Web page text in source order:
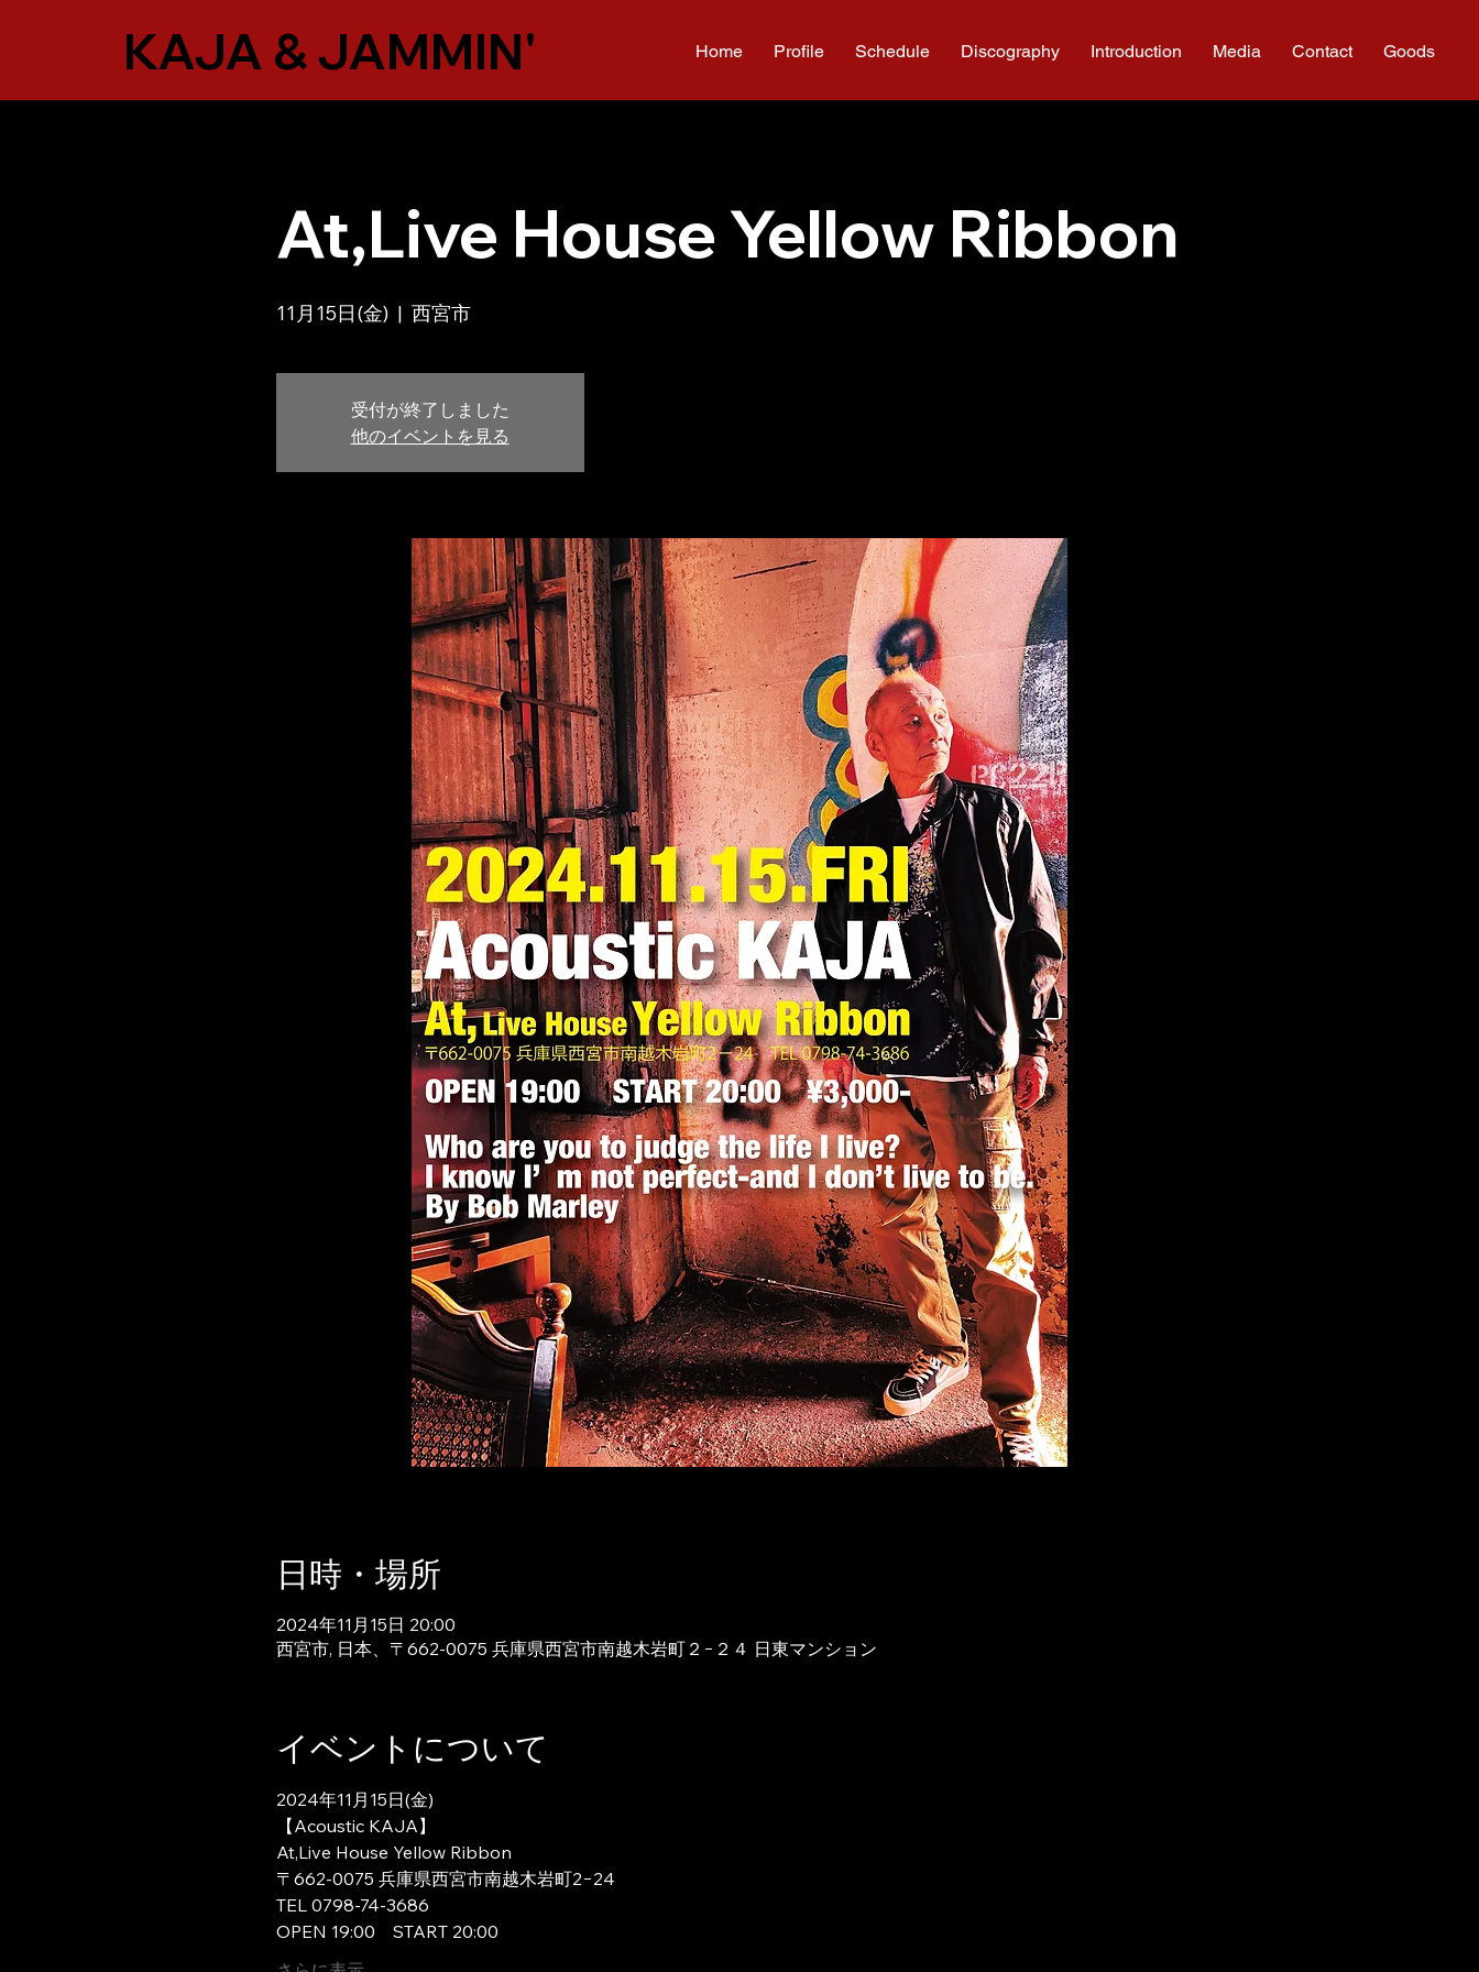
KAJA & JAMMIN' Home Profile Schedule Discography Introduction Media Contact Goods
At,Live House Yellow Ribbon
11月15日(金)
  |
西宮市
受付が終了しました
他のイベントを見る
日時・場所
2024年11月15日 20:00
西宮市, 日本、〒662-0075 兵庫県西宮市南越木岩町２−２４ 日東マンション
イベントについて
2024年11月15日(金)
【Acoustic KAJA】
At,Live House Yellow Ribbon
〒662-0075 兵庫県西宮市南越木岩町2−24
TEL 0798-74-3686
OPEN 19:00　START 20:00